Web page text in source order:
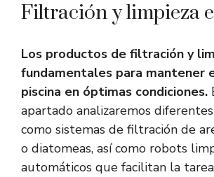
Filtración y limpieza
Los productos de filtración y
fundamentales para mantener
piscina en óptimas condiciones.
apartado analizaremos
como sistemas de filtración de
o diatomeas, así como robots
automáticos que facilitan la